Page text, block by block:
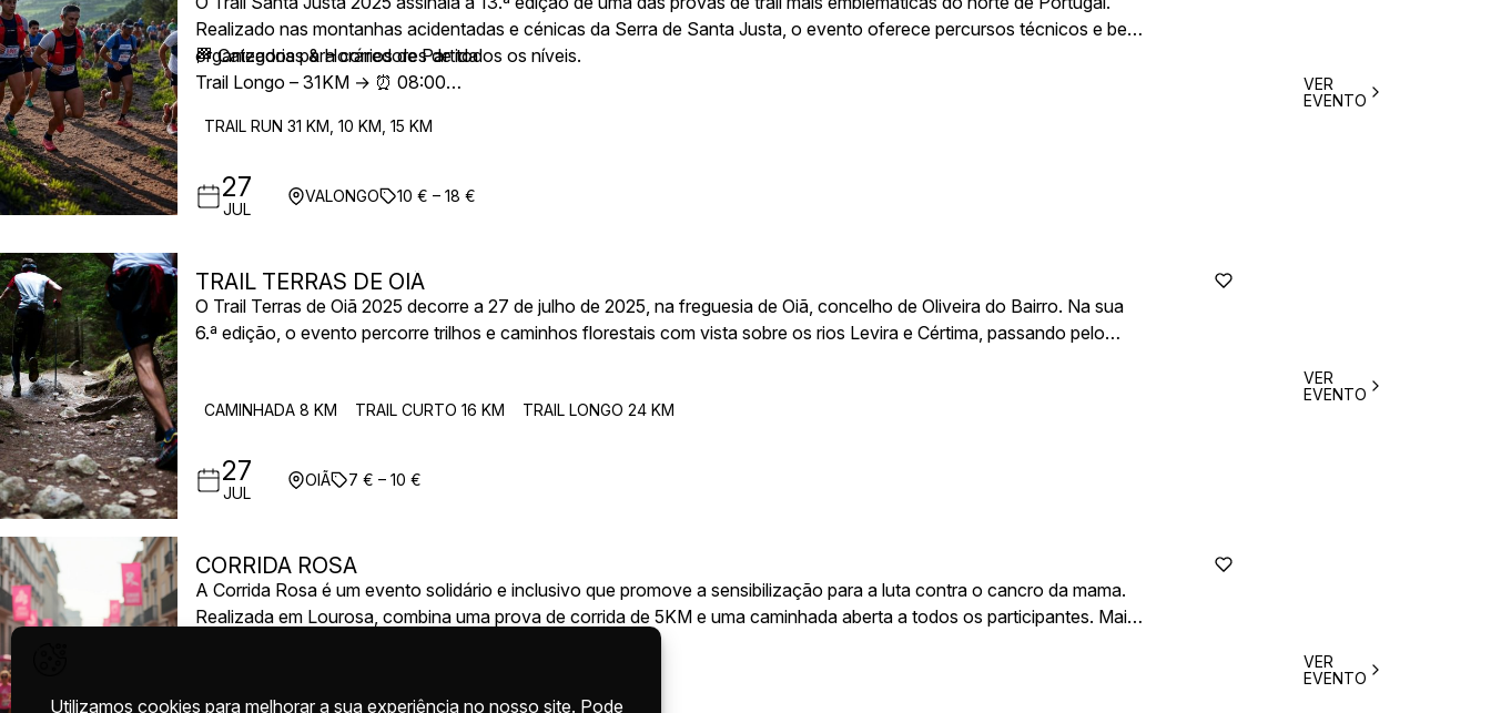
Realizado nas montanhas acidentadas e cénicas da Serra de Santa Justa, o evento oferece percursos técnicos e bem
organizados para corredores de todos os níveis.
🏁 Categorias & Horários de Partida
Trail Longo – 31KM → ⏰ 08:00
Trail Curto – 10KM → ⏰ 09:15
TRAIL RUN 31 KM, 10 KM, 15 KM
27
JUL
VALONGO 10 € – 18 €
VER
EVENTO
TRAIL TERRAS DE OIÃ
O Trail Terras de Oiã 2025 decorre a 27 de julho de 2025, na freguesia de Oiã, concelho de Oliveira do Bairro. Na sua
6.ª edição, o evento percorre trilhos e caminhos florestais com vista sobre os rios Levira e Cértima, passando pelo
desporto para todos os níveis. A partida e chegada realizam-se no Parque da Vila, junto à Junta de Freguesia de Oiã.
CAMINHADA 8 KM TRAIL CURTO 16 KM TRAIL LONGO 24 KM
27
JUL
OIÃ 7 € – 10 €
VER
EVENTO
CORRIDA ROSA
A Corrida Rosa é um evento solidário e inclusivo que promove a sensibilização para a luta contra o cancro da mama.
Realizada em Lourosa, combina uma prova de corrida de 5KM e uma caminhada aberta a todos os participantes. Mais
do que uma competição, é uma celebração da vida, da união e da força feminina.
VER
EVENTO